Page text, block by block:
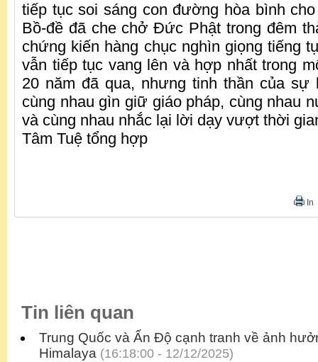
tiếp tục soi sáng con đường hòa bình cho
Bồ-đề đã che chở Đức Phật trong đêm
chứng kiến hàng chục nghìn giọng tiếng
vẫn tiếp tục vang lên và hợp nhất trong
20 năm đã qua, nhưng tinh thần của sự
cùng nhau gìn giữ giáo pháp, cùng nhau
và cùng nhau nhắc lại lời dạy vượt thời
Tâm Tuệ tổng hợp
In
Tin liên quan
Trung Quốc và Ấn Độ cạnh tranh về ảnh
Himalaya (16:18:00 - 12/12/2025)